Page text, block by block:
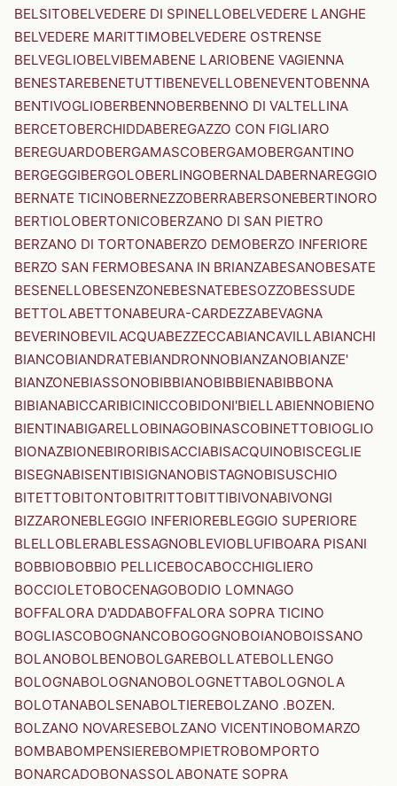
BELSITOBELVEDERE DI SPINELLOBELVEDERE LANGHE
BELVEDERE MARITTIMOBELVEDERE OSTRENSE
BELVEGLIOBELVIBEMABENE LARIOBENE VAGIENNA
BENESTAREBENETUTTIBENEVELLOBENEVENTOBENNA
BENTIVOGLIOBERBENNOBERBENNO DI VALTELLINA
BERCETOBERCHIDDABEREGAZZO CON FIGLIARO
BEREGUARDOBERGAMASCOBERGAMOBERGANTINO
BERGEGGIBERGOLOBERLINGOBERNALDABERNAREGGIO
BERNATE TICINOBERNEZZOBERRABERSONEBERTINORO
BERTIOLOBERTONICOBERZANO DI SAN PIETRO
BERZANO DI TORTONABERZO DEMOBERZO INFERIORE
BERZO SAN FERMOBESANA IN BRIANZABESANOBESATE
BESENELLOBESENZONEBESNATEBESOZZOBESSUDE
BETTOLABETTONABEURA-CARDEZZABEVAGNA
BEVERINOBEVILACQUABEZZECCABIANCAVILLABIANCHI
BIANCOBIANDRATEBIANDRONNOBIANZANOBIANZE'
BIANZONEBIASSONOBIBBIANOBIBBIENABIBBONA
BIBIANABICCARIBICINICCOBIDONI'BIELLABIENNOBIENO
BIENTINABIGARELLOBINAGOBINASCOBINETTOBIOGLIO
BIONAZBIONEBIRORIBISACCIABISACQUINOBISCEGLIE
BISEGNABISENTIBISIGNANOBISTAGNOBISUSCHIO
BITETTOBITONTOBITRITTOBITTIBIVONABIVONGI
BIZZARONEBLEGGIO INFERIOREBLEGGIO SUPERIORE
BLELLOBLERABLESSAGNOBLEVIOBLUFIBOARA PISANI
BOBBIOBOBBIO PELLICEBOCABOCCHIGLIERO
BOCCIOLETOBOCENAGOBODIO LOMNAGO
BOFFALORA D'ADDABOFFALORA SOPRA TICINO
BOGLIASCOBOGNANCOBOGOGNOBOIANOBOISSANO
BOLANOBOLBENOBOLGAREBOLLATEBOLLENGO
BOLOGNABOLOGNANOBOLOGNETTABOLOGNOLA
BOLOTANABOLSENABOLTIEREBOLZANO .BOZEN.
BOLZANO NOVARESEBOLZANO VICENTINOBOMARZO
BOMBABOMPENSIEREBOMPIETROBOMPORTO
BONARCADOBONASSOLABONATE SOPRA